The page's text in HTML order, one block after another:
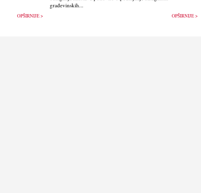
OPŠIRNIJE >
građevinskih...
OPŠIRNIJE >